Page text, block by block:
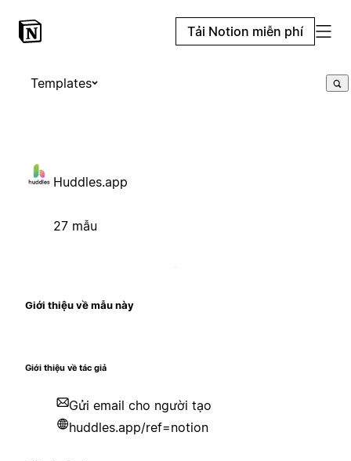
Tải Notion miễn phí
Templates
Huddles.app
27 mẫu
Giới thiệu về mẫu này
Giới thiệu về tác giả
Gửi email cho người tạo
huddles.app/ref=notion